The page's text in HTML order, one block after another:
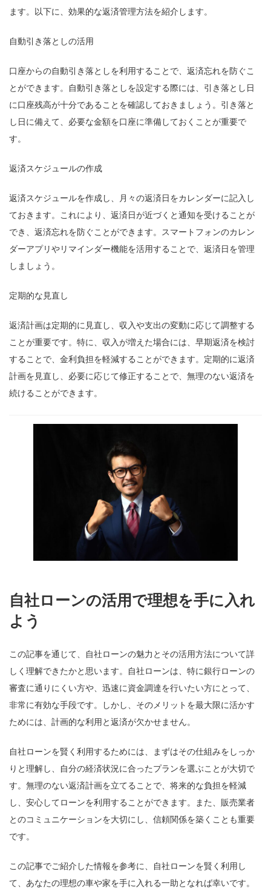
ます。以下に、効果的な返済管理方法を紹介します。
自動引き落としの活用
口座からの自動引き落としを利用することで、返済忘れを防ぐこ
とができます。自動引き落としを設定する際には、引き落とし日
に口座残高が十分であることを確認しておきましょう。引き落と
し日に備えて、必要な金額を口座に準備しておくことが重要で
す。
返済スケジュールの作成
返済スケジュールを作成し、月々の返済日をカレンダーに記入し
ておきます。これにより、返済日が近づくと通知を受けることが
でき、返済忘れを防ぐことができます。スマートフォンのカレン
ダーアプリやリマインダー機能を活用することで、返済日を管理
しましょう。
定期的な見直し
返済計画は定期的に見直し、収入や支出の変動に応じて調整する
ことが重要です。特に、収入が増えた場合には、早期返済を検討
することで、金利負担を軽減することができます。定期的に返済
計画を見直し、必要に応じて修正することで、無理のない返済を
続けることができます。
自社ローンの活用で理想を手に入れ
よう
この記事を通じて、自社ローンの魅力とその活用方法について詳
しく理解できたかと思います。自社ローンは、特に銀行ローンの
審査に通りにくい方や、迅速に資金調達を行いたい方にとって、
非常に有効な手段です。しかし、そのメリットを最大限に活かす
ためには、計画的な利用と返済が欠かせません。
自社ローンを賢く利用するためには、まずはその仕組みをしっか
りと理解し、自分の経済状況に合ったプランを選ぶことが大切で
す。無理のない返済計画を立てることで、将来的な負担を軽減
し、安心してローンを利用することができます。また、販売業者
とのコミュニケーションを大切にし、信頼関係を築くことも重要
です。
この記事でご紹介した情報を参考に、自社ローンを賢く利用し
て、あなたの理想の車や家を手に入れる一助となれば幸いです。